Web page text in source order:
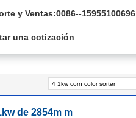
y Ventas:0086--15955100696
una cotización
de 2854m m